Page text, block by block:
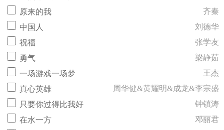
原来的我
齐秦
中国人
刘德华
祝福
张学友
勇气
梁静茹
一场游戏一场梦
王杰
真心英雄
周华健&黄耀明&成龙&李宗盛
只要你过得比我好
钟镇涛
在水一方
邓丽君